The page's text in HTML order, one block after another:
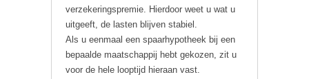
verzekeringspremie. Hierdoor weet u wat u
uitgeeft, de lasten blijven stabiel.
Als u eenmaal een spaarhypotheek bij een
bepaalde maatschappij hebt gekozen, zit u
voor de hele looptijd hieraan vast.